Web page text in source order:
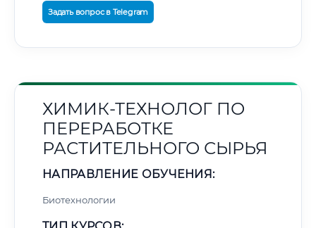
Задать вопрос в Telegram
ХИМИК-ТЕХНОЛОГ ПО
ПЕРЕРАБОТКЕ
РАСТИТЕЛЬНОГО СЫРЬЯ
НАПРАВЛЕНИЕ ОБУЧЕНИЯ:
Биотехнологии